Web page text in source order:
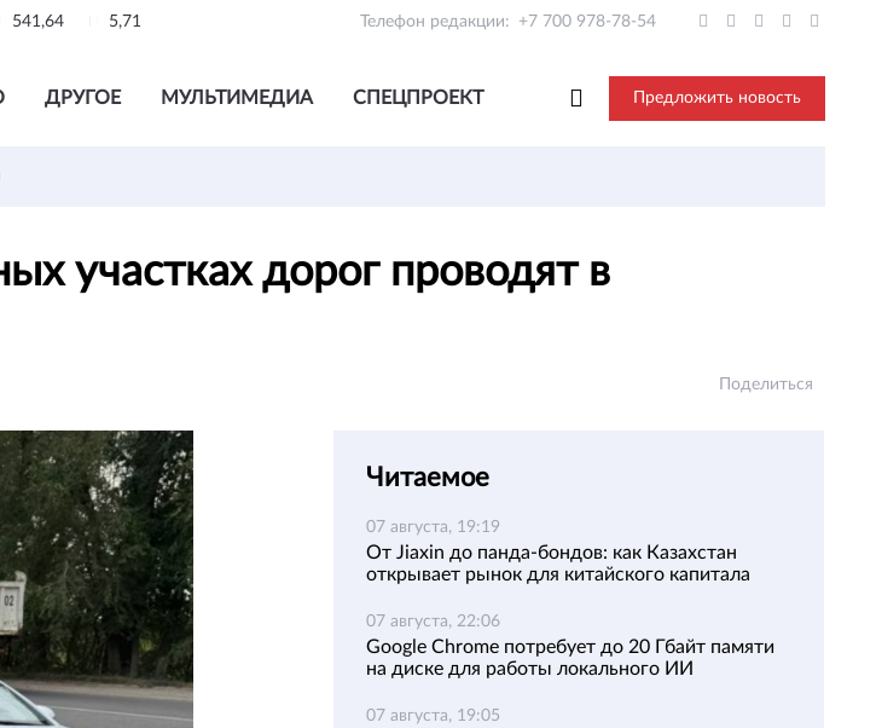
541,64 5,71 Телефон редакции: +7 700 978-78-54
ДРУГОЕ МУЛЬТИМЕДИА СПЕЦПРОЕКТ Предложить новость
участках дорог проводят в
Поделиться
Читаемое
07 августа, 19:19
От Jiaxin до панда-бондов: как Казахстан
открывает рынок для китайского капитала
07 августа, 22:06
Google Chrome потребует до 20 Гбайт памяти
на диске для работы локального ИИ
07 августа, 19:05